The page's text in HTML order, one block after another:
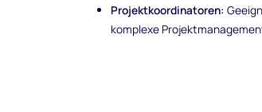
Projektkoordinatoren:
komplexe